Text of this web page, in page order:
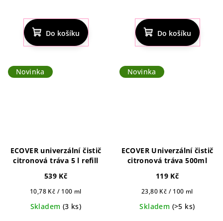
Do košíku Do košíku
Novinka
ECOVER univerzální čistič
citronová tráva 5 l refill
539 Kč
Měrná
10,78 Kč / 100 ml
Skladem (3 ks)
Novinka
ECOVER Univerzální čistič
citronová tráva 500ml
119 Kč
Měrná
23,80 Kč / 100 ml
Skladem (>5 ks)